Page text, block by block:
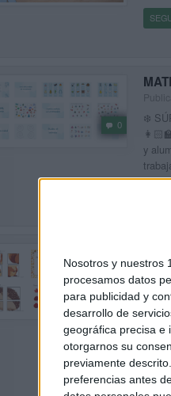
Nosotros y nuestros
procesamos datos
para publicidad y
desarrollo de
geográfica precisa e
otorgarnos su
previamente
preferencias antes
0
❄️
y
0
Un
con